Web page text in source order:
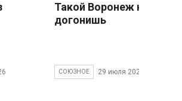
Такой Воронеж не
догонишь
СОЮЗНОЕ 29 июля 2026